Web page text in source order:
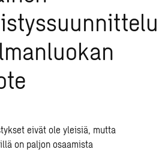
eivät ole yleisiä, mutta
on paljon osaamista